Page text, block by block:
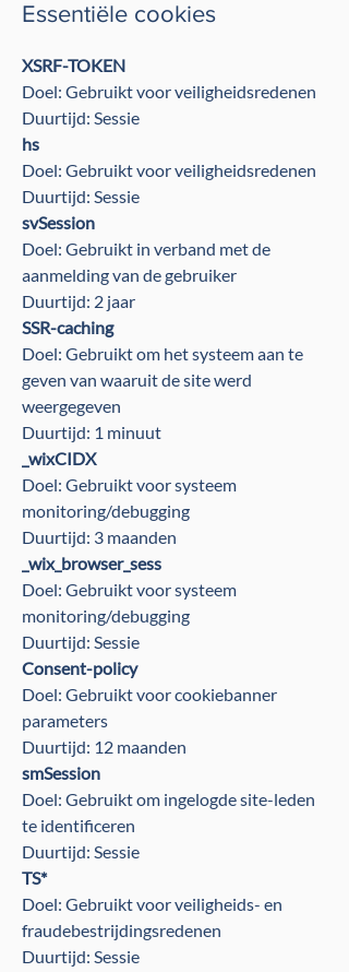
Essentiële cookies
XSRF-TOKEN
Doel: Gebruikt voor veiligheidsredenen
Duurtijd: Sessie
hs
Doel: Gebruikt voor veiligheidsredenen
Duurtijd: Sessie
svSession
Doel: Gebruikt in verband met de
aanmelding van de gebruiker
Duurtijd: 2 jaar
SSR-caching
Doel: Gebruikt om het systeem aan te
geven van waaruit de site werd
weergegeven
Duurtijd: 1 minuut
_wixCIDX
Doel: Gebruikt voor systeem
monitoring/debugging
Duurtijd: 3 maanden
_wix_browser_sess
Doel: Gebruikt voor systeem
monitoring/debugging
Duurtijd: Sessie
Consent-policy
Doel: Gebruikt voor cookiebanner
parameters
Duurtijd: 12 maanden
smSession
Doel: Gebruikt om ingelogde site-leden
te identificeren
Duurtijd: Sessie
TS*
Doel: Gebruikt voor veiligheids- en
fraudebestrijdingsredenen
Duurtijd: Sessie